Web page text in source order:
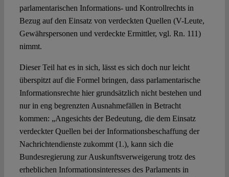
parlamentarischen Informations- und Kontrollrechts in
Bezug auf den Einsatz von verdeckten Quellen (V-Leute,
Gewährspersonen und verdeckte Ermittler, vgl. Rn. 111)
nimmt.
Dieser Teil hat es in sich, lässt es sich doch nur leicht
überspitzt auf die Formel bringen, dass parlamentarische
Informationsrechte hier grundsätzlich nicht bestehen und
nur in eng begrenzten Ausnahmefällen in Betracht
kommen: „Angesichts der Bedeutung, die dem Einsatz
verdeckter Quellen bei der Informationsbeschaffung der
Nachrichtendienste zukommt (1.), kann sich die
Bundesregierung zur Auskunftsverweigerung trotz des
erheblichen Informationsinteresses des Parlaments in